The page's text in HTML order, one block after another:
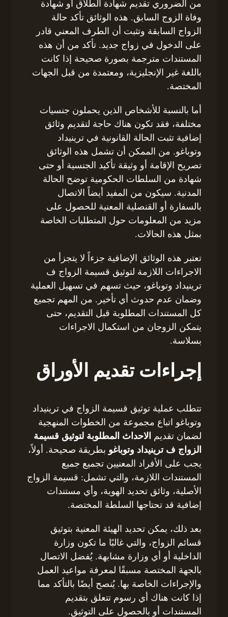
من الضروري تقديم شهادة الطلاق أو شهادة
وفاة الزوج السابق. هذه الوثائق تأكد حالة
الزواج السابقة وتثبت أن الطرف المعني قادر
على الدخول في زواج جديد. تأكد من أن هذه
المستندات مترجمة بصورة صحيحة إذا كانت
باللغة غير الإنجليزية، ومعتمدة من قبل الجهات
المختصة.
أما بالنسبة للأشخاص الذين يحملون جنسيات
مختلفة، فقد تكون هناك حاجة لتقديم وثائق
إضافية تثبت الحالة القانونية في ترينيداد
وتوباغو. من الممكن أن تشمل هذه الوثائق
تصريح الإقامة أو وثيقة تأكيد الجنسية أو حتى
شهادة من السلطات الحكومية توضح الحالة
المدنية. سيكون من المفيد أيضاً الاتصال
بالسفارة أو القنصلية المعنية للحصول على
مزيد من المعلومات حول المتطلبات الخاصة
بمثل هذه الحالات.
تعتبر هذه الوثائق الإضافية جزءاً لا يتجزأ من
الاجراءات اللازمة لتوثيق قسيمة الزواج ف
ترينيداد وتوباغو، حيث تسهم في تسهيل العملية
وضمان عدم حدوث أي تأخير. من المهم تجميع
كل المستندات المطلوبة قبل التقديم، حتى
يتمكن الزوجان من استكمال الاجراءات
بسلاسة.
إجراءات تقديم الأوراق
تتطلب عملية توثيق قسيمة الزواج في ترينيداد
وتوباغو اتباع مجموعة من الخطوات المنهجية
لضمان تقديم الاحداث المطلوبة لتوثيق قسيمة
الزواج ف ترينيداد وتوباغو بطريقة صحيحة. أولاً،
يجب على الأفراد المعنيين تجميع جميع
المستندات اللازمة، والتي تشمل: قسيمة الزواج
الأصلية، وثائق تحديد الهوية، وأي مستندات
إضافية قد تحتاجها السلطة المختصة.
بعد ذلك، يمكن تحديد الهيئة المعنية بتوثيق
قسائم الزواج، والتي غالبًا ما تكون وزارة
الداخلية أو أي وزارة مشابهة. يُفضل الاتصال
بالجهة المختصة مسبقًا لمعرفة مواعيد العمل
والإجراءات الخاصة بها. يُنصح أيضًا بالتأكد مما
إذا كانت هناك أي رسوم تتعلق بتقديم
المستندات أو بالحصول على التوثيق.